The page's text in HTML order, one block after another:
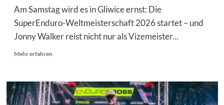
Am Samstag wird es in Gliwice ernst: Die
SuperEnduro-Weltmeisterschaft 2026 startet – und
Jonny Walker reist nicht nur als Vizemeister...
Mehr erfahrenMehr
Jonny
Walker
bereit